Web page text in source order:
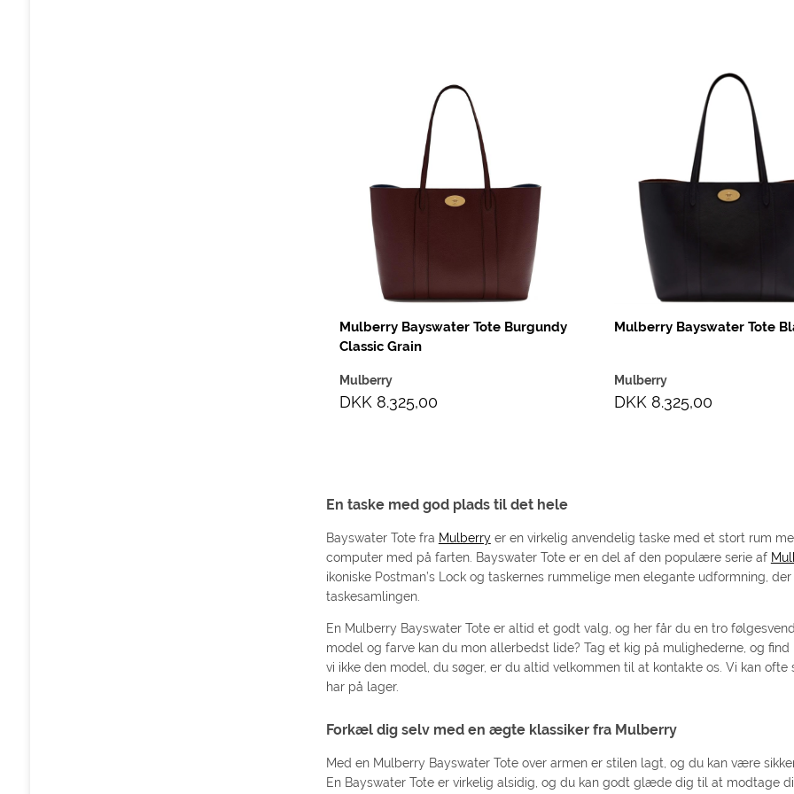
Mulberry Bayswater Tote Burgundy
Classic Grain
Mulberry
DKK 8.325,00
Mulberry Bayswater Tote
Mulberry
DKK 8.325,00
En taske med god plads til det hele
Bayswater Tote fra Mulberryer en virkelig anvendelig taske med et stort rum
computer med på farten. Bayswater Tote er en del af den populære serie af
ikoniske Postman’s Lock og taskernes rummelige men elegante udformning,
taskesamlingen.
En Mulberry Bayswater Tote er altid et godt valg, og her får du en tro
model og farve kan du mon allerbedst lide? Tag et kig på mulighederne, og
vi ikke den model, du søger, er du altid velkommen til at kontakte os. Vi kan
har på lager.
Forkæl dig selv med en ægte klassiker fra Mulberry
Med en Mulberry Bayswater Tote over armen er stilen lagt, og du kan være
En Bayswater Tote er virkelig alsidig, og du kan godt glæde dig til at modtage